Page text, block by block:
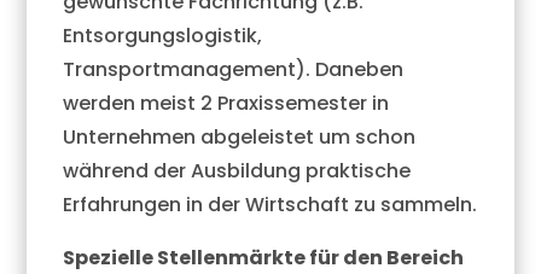
Entsorgungslogistik,
Transportmanagement). Daneben
werden meist 2 Praxissemester in
Unternehmen abgeleistet um schon
während der Ausbildung praktische
Erfahrungen in der Wirtschaft zu sammeln.
Spezielle Stellenmärkte für den Bereich